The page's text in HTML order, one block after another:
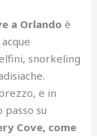
a Orlando è
snorkeling
e in
su
Cove, come